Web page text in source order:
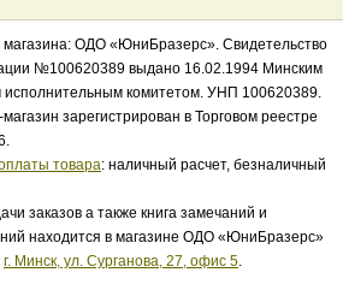
магазина: ОДО «ЮниБразерс». Свидетельство
№100620389 выдано 16.02.1994 Минским
исполнительным комитетом. УНП 100620389.
зарегистрирован в Торговом реестре
товара: наличный расчет, безналичный
заказов а также книга замечаний и
находится в магазине ОДО «ЮниБразерс»
г. Минск, ул. Сурганова, 27, офис 5.